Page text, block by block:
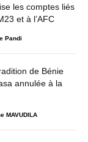
les comptes liés
et à l’AFC
Pandi
de Bénie
annulée à la
MAVUDILA